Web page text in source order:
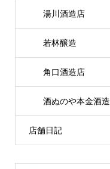
湯川酒造店
若林醸造
角口酒造店
酒ぬのや本金酒造
店舗日記